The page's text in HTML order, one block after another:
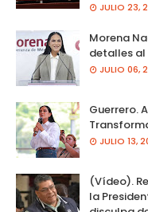
JULIO 23,
Morena
detalles al
JULIO 06,
Guerrero.
JULIO 13,
(Vídeo).
la